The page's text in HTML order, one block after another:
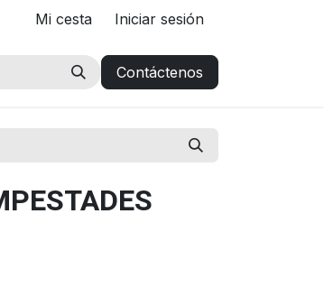
Mi cesta Iniciar sesión
Contáctenos